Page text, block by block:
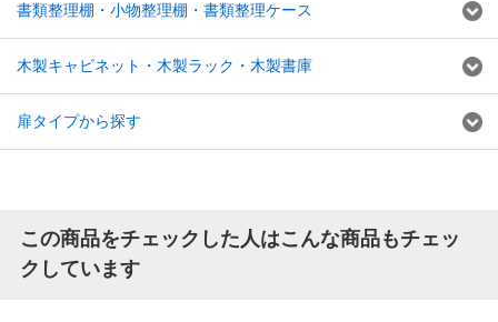
書類整理棚・小物整理棚・書類整理ケース
木製キャビネット・木製ラック・木製書庫
扉タイプから探す
この商品をチェックした人はこんな商品もチェッ
クしています